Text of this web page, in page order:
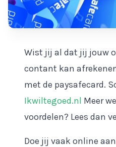
Wist jij al dat jij jouw
contant kan
met de paysafecard.
Ikwiltegoed.nl Meer
voordelen? Lees dan
Doe jij vaak online